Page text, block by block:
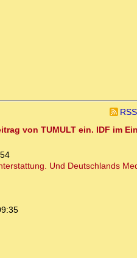
von TUMULT ein. IDF im
Und Deutschlands